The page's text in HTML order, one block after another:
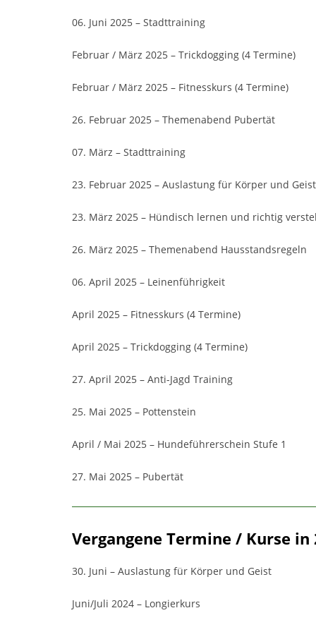
06. Juni 2025 – Stadttraining
Februar / März 2025 – Trickdogging (4 Termine)
Februar / März 2025 – Fitnesskurs (4 Termine)
26. Februar 2025 – Themenabend Pubertät
07. März – Stadttraining
23. Februar 2025 – Auslastung für Körper und Geist
23. März 2025 – Hündisch lernen und richtig
26. März 2025 – Themenabend Hausstandsregeln
06. April 2025 – Leinenführigkeit
April 2025 – Fitnesskurs (4 Termine)
April 2025 – Trickdogging (4 Termine)
27. April 2025 – Anti-Jagd Training
25. Mai 2025 – Pottenstein
April / Mai 2025 – Hundeführerschein Stufe 1
27. Mai 2025 – Pubertät
Vergangene Termine / Kurse in
30. Juni – Auslastung für Körper und Geist
Juni/Juli 2024 – Longierkurs